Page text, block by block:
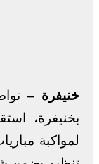
خنيفرة –
بخنيفرة،